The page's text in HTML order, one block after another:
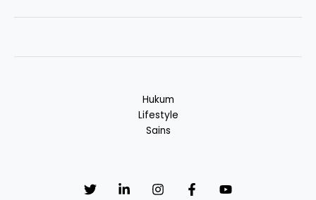
Hukum
Lifestyle
Sains